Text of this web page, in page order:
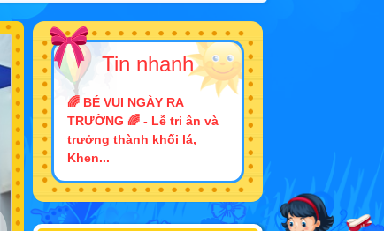
Tin nhanh
🌈 BÉ VUI NGÀY RA
TRƯỜNG 🌈 - Lễ tri ân và
trưởng thành khối lá,
Khen...